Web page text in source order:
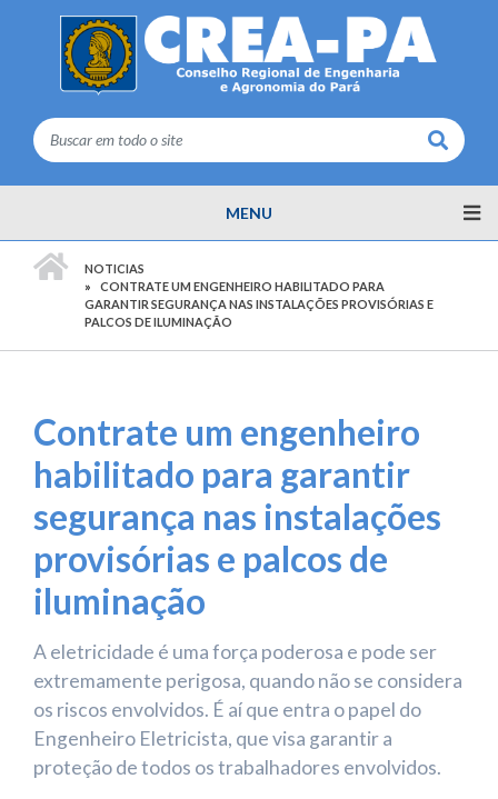
Buscar
MENU
NOTICIAS
CONTRATE UM ENGENHEIRO HABILITADO PARA
GARANTIR SEGURANÇA NAS INSTALAÇÕES PROVISÓRIAS E
PALCOS DE ILUMINAÇÃO
Contrate um engenheiro
habilitado para garantir
segurança nas instalações
provisórias e palcos de
iluminação
A eletricidade é uma força poderosa e pode ser
extremamente perigosa, quando não se considera
os riscos envolvidos. É aí que entra o papel do
Engenheiro Eletricista, que visa garantir a
proteção de todos os trabalhadores envolvidos.